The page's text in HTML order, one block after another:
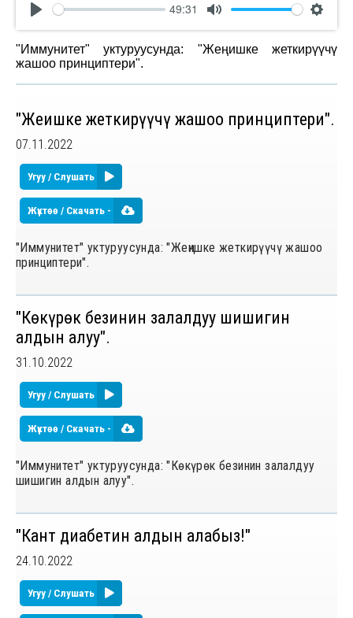
Play
49:31
Mute
"Иммунитет" уктуруусунда: "Жеңишке жеткирүүчү
жашоо принциптери".
"Жеңишке жеткирүүчү жашоо принциптери".
07.11.2022
Угуу / Слушать
Жүктөө / Скачать -
"Иммунитет" уктуруусунда: "Жеңишке жеткирүүчү жашоо
принциптери".
"Көкүрөк безинин залалдуу шишигин
алдын алуу".
31.10.2022
Угуу / Слушать
Жүктөө / Скачать -
"Иммунитет" уктуруусунда: "Көкүрөк безинин залалдуу
шишигин алдын алуу".
"Кант диабетин алдын алабыз!"
24.10.2022
Угуу / Слушать